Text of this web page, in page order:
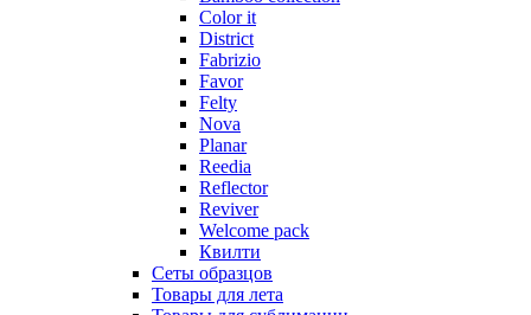
Color it
District
Fabrizio
Favor
Felty
Nova
Planar
Reedia
Reflector
Reviver
Welcome pack
Квилти
Сеты образцов
Товары для лета